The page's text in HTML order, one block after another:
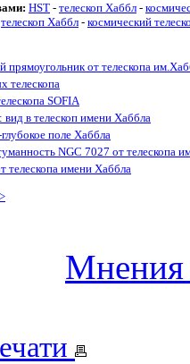
HST - телескоп Хаббл -
телескоп Хаббл - космический
прямоугольник от телескопа
телескопа
SOFIA
в телескоп имени Хаббла
поле Хаббла
NGC 7027 от телескопа
телескопа имени Хаббла
Мнения